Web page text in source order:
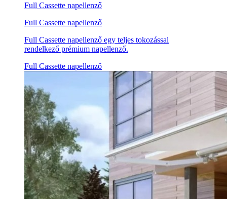
Full Cassette napellenző
Full Cassette napellenző
Full Cassette napellenző egy teljes tokozással
rendelkező prémium napellenző.
Full Cassette napellenző